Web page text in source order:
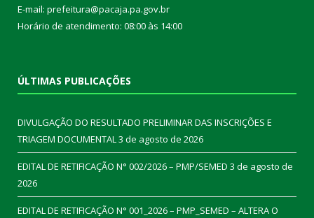
E-mail: prefeitura@pacaja.pa.gov.br
Horário de atendimento: 08:00 às 14:00
ÚLTIMAS PUBLICAÇÕES
DIVULGAÇÃO DO RESULTADO PRELIMINAR DAS INSCRIÇÕES E
TRIAGEM DOCUMENTAL3 de agosto de 2026
EDITAL DE RETIFICAÇÃO N° 002/2026 – PMP/SEMED 3 de agosto de
2026
EDITAL DE RETIFICAÇÃO N° 001_2026 – PMP_SEMED – ALTERA O